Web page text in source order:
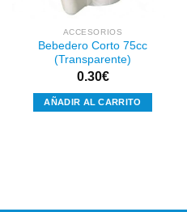
ACCESORIOS
Bebedero Corto 75cc
(Transparente)
0.30€
AÑADIR AL CARRITO